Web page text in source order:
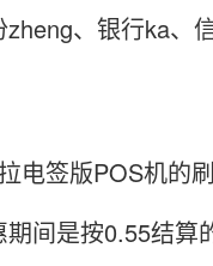
、银行ka、
签版POS机的
间是按0.55结算